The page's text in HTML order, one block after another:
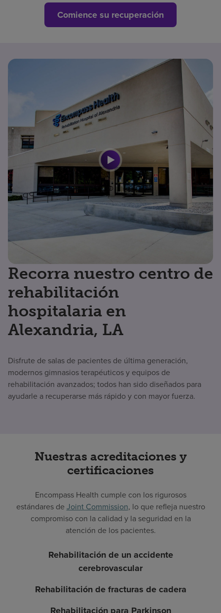
Comience su recuperación
Recorra nuestro centro de
rehabilitación
hospitalaria en
Alexandria, LA
Disfrute de salas de pacientes de última generación,
modernos gimnasios terapéuticos y equipos de
rehabilitación avanzados; todos han sido diseñados para
ayudarle a recuperarse más rápido y con mayor fuerza.
Nuestras acreditaciones y
certificaciones
Encompass Health cumple con los rigurosos
estándares de Joint Commission, lo que refleja nuestro
compromiso con la calidad y la seguridad en la
atención de los pacientes.
Rehabilitación de un accidente
cerebrovascular
Rehabilitación de fracturas de cadera